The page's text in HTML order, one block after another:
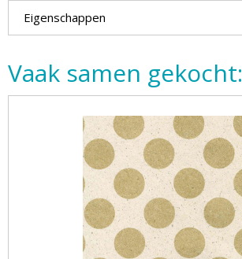
Eigenschappen
Vaak samen gekocht: